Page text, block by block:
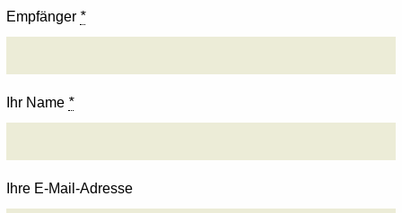
Empfänger *
Ihr Name *
Ihre E-Mail-Adresse